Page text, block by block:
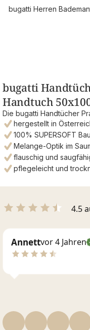
bugatti Herren
bugatti
Handtuch
Die bugatti Handtücher
hergestellt in
100% SUPERSOFT
Melange-Optik im
flauschig und
pflegeleicht und
4.5
Annettvor 4 Jahren